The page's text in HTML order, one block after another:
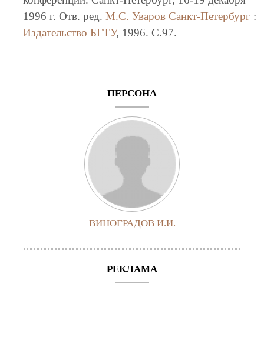
1996 г. Отв. ред. М.С. Уваров Санкт-Петербург:
Издательство БГТУ, 1996. C.97.
ПЕРСОНА
ВИНОГРАДОВ И.И.
РЕКЛАМА